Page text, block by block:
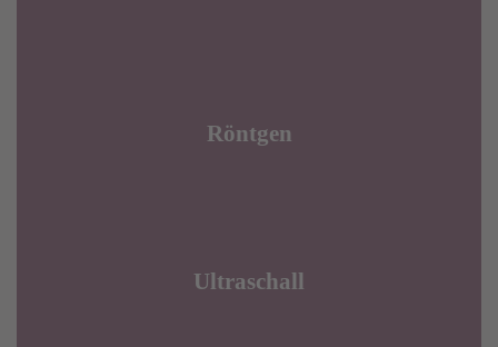
Röntgen
Ultraschall